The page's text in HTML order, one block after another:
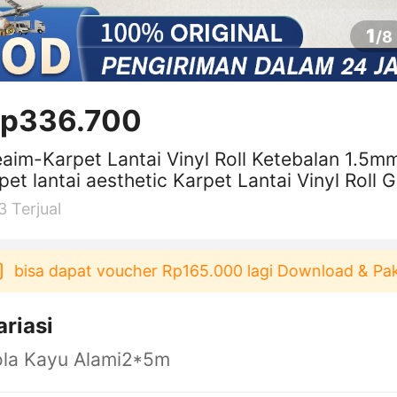
1/8
Karpet Lantai Vinyl Roll Ketebalan
lantai aesthetic Karpet Lantai Vinyl Roll
Motif Kayu Ukur
Terjual
voucher Rp165.000 lagi Download & Pakai！
Kayu Alami2*5m